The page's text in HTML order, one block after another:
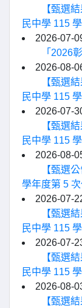
【甄選
民中學 115
2026-07-
「2026
2026-08-
【甄選
民中學 115
2026-07-
【甄選
民中學 115
2026-08-
【甄選
學年度第 5
2026-07-
【甄選
民中學 115
2026-07-
【甄選
民中學 115
2026-08-
【甄選